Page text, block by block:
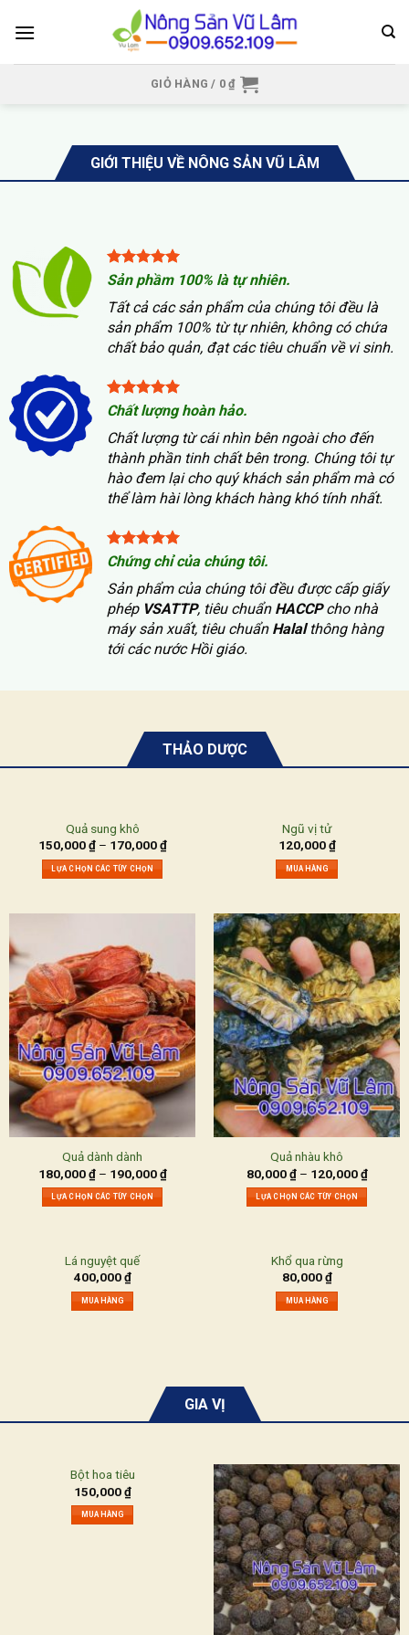
GIỎ HÀNG / 0₫
GIỚI THIỆU VỀ NÔNG SẢN VŨ LÂM
Sản phầm 100% là tự nhiên.
Tất cả các sản phẩm của chúng tôi đều là
sản phẩm 100% từ tự nhiên, không có chứa
chất bảo quản, đạt các tiêu chuẩn về vi sinh.
Chất lượng hoàn hảo.
Chất lượng từ cái nhìn bên ngoài cho đến
thành phần tinh chất bên trong. Chúng tôi tự
hào đem lại cho quý khách sản phẩm mà có
thể làm hài lòng khách hàng khó tính nhất.
Chứng chỉ của chúng tôi.
Sản phẩm của chúng tôi đều được cấp giấy
phép VSATTP, tiêu chuẩn HACCPcho nhà
máy sản xuất, tiêu chuẩn Halalthông hàng
tới các nước Hồi giáo.
THẢO DƯỢC
Quả sung khô
150,000₫– 170,000₫
LỰA CHỌN CÁC TÙY CHỌN
Ngũ vị tử
120,000₫
MUA HÀNG
Quả dành dành
180,000₫– 190,000₫
LỰA CHỌN CÁC TÙY CHỌN
Quả nhàu khô
80,000₫– 120,000₫
LỰA CHỌN CÁC TÙY CHỌN
Lá nguyệt quế
400,000₫
MUA HÀNG
Khổ qua rừng
80,000₫
MUA HÀNG
GIA VỊ
Bột hoa tiêu
150,000₫
MUA HÀNG